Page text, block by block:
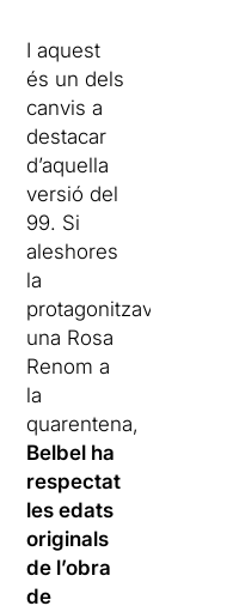
I aquest
és un dels
canvis a
destacar
d’aquella
versió del
99. Si
aleshores
la
protagonitzava
una Rosa
Renom a
la
quarentena,
Belbel ha
respectat
les edats
originals
de l’obra
de